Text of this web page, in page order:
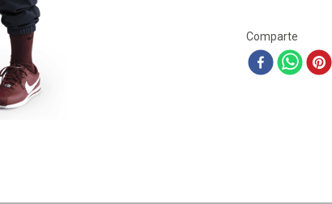
Comparte